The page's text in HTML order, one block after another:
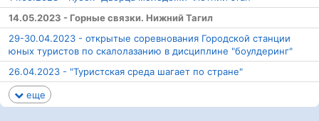
14.05.2023 - Горные связки. Нижний Тагил
29-30.04.2023 - открытые соревнования Городской станции
юных туристов по скалолазанию в дисциплине "боулдеринг"
26.04.2023 - "Туристская среда шагает по стране"
еще